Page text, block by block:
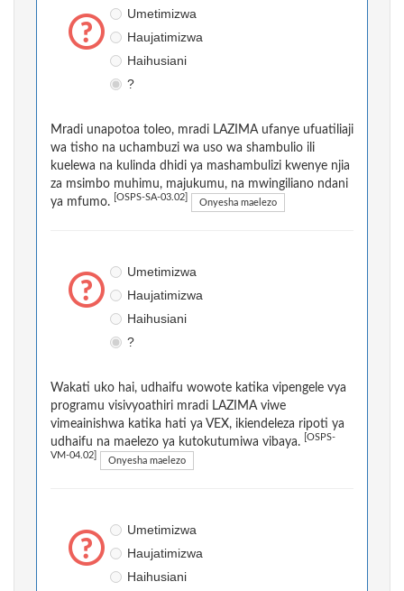
Umetimizwa
Haujatimizwa
Haihusiani
?
Mradi unapotoa toleo, mradi LAZIMA ufanye ufuatiliaji
wa tisho na uchambuzi wa uso wa shambulio ili
kuelewa na kulinda dhidi ya mashambulizi kwenye njia
za msimbo muhimu, majukumu, na mwingiliano ndani
ya mfumo.
[OSPS-SA-03.02] Onyesha maelezo
Umetimizwa
Haujatimizwa
Haihusiani
?
Wakati uko hai, udhaifu wowote katika vipengele vya
programu visivyoathiri mradi LAZIMA viwe
vimeainishwa katika hati ya VEX, ikiendeleza ripoti ya
udhaifu na maelezo ya kutokutumiwa vibaya.
[OSPS-
VM-04.02] Onyesha maelezo
Umetimizwa
Haujatimizwa
Haihusiani